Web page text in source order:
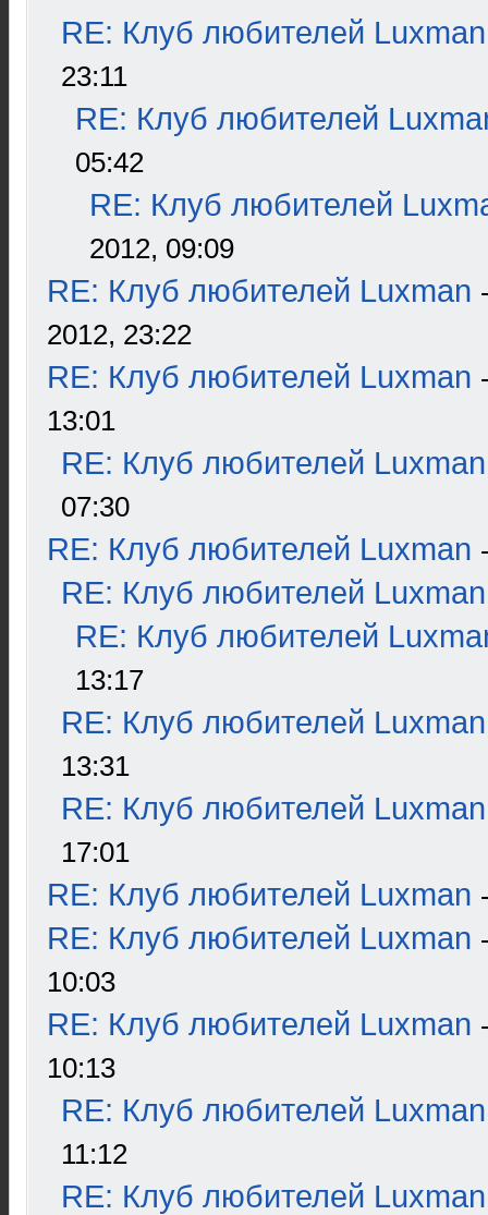
RE: Клуб любителей Luxman
23:11
RE: Клуб любителей
05:42
RE: Клуб любителей
2012, 09:09
RE: Клуб любителей Luxman
2012, 23:22
RE: Клуб любителей Luxman
13:01
RE: Клуб любителей Luxman
07:30
RE: Клуб любителей Luxman
RE: Клуб любителей Luxman
RE: Клуб любителей
13:17
RE: Клуб любителей Luxman
13:31
RE: Клуб любителей Luxman
17:01
RE: Клуб любителей Luxman
RE: Клуб любителей Luxman
10:03
RE: Клуб любителей Luxman
10:13
RE: Клуб любителей Luxman
11:12
RE: Клуб любителей Luxman